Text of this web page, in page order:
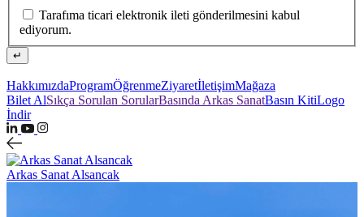
Tarafıma ticari elektronik ileti gönderilmesini kabul
ediyorum.
↵
HakkımızdaProgramÖğrenmeZiyaretİletişimMağaza
Bilet AlSıkça Sorulan SorularBasında Arkas SanatBasın KitiLogo
İndir
Arkas Sanat Alsancak